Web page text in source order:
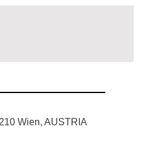
Wien, AUSTRIA